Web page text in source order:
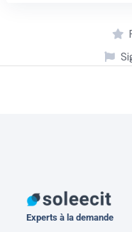
Experts à la demande